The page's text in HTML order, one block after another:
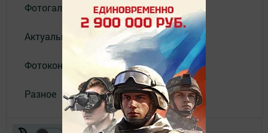
Фотогалереи
Актуальное видео
Фотоконкурс
Разное